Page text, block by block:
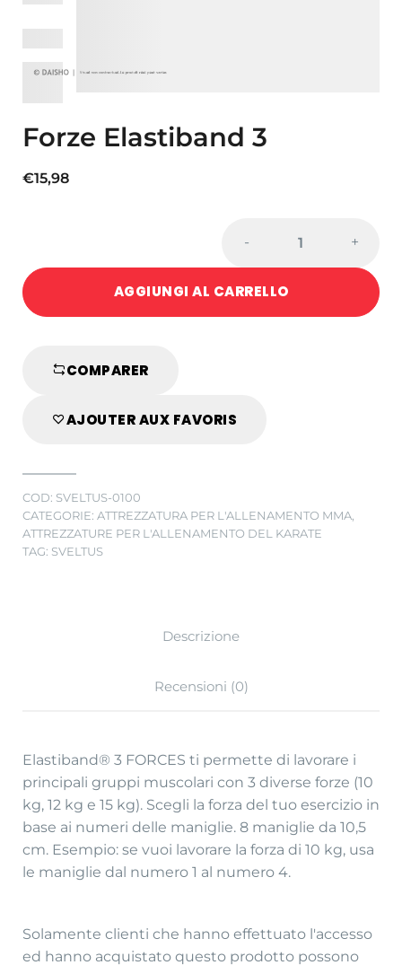
Forze Elastiband 3
€15,98
Elastiband
3
quantity
- +
AGGIUNGI AL CARRELLO
COMPARER
AJOUTER AUX FAVORIS
COD: SVELTUS-0100
CATEGORIE: ATTREZZATURA PER L'ALLENAMENTO MMA
ATTREZZATURE PER L'ALLENAMENTO DEL KARATE
TAG: SVELTUS
Descrizione
Recensioni (0)
Elastiband® 3 FORCES ti permette di lavorare i
principali gruppi muscolari con 3 diverse forze (10
kg, 12 kg e 15 kg). Scegli la forza del tuo esercizio in
base ai numeri delle maniglie. 8 maniglie da 10,5
cm. Esempio: se vuoi lavorare la forza di 10 kg, usa
le maniglie dal numero 1 al numero 4.
Solamente clienti che hanno effettuato l'accesso
ed hanno acquistato questo prodotto possono